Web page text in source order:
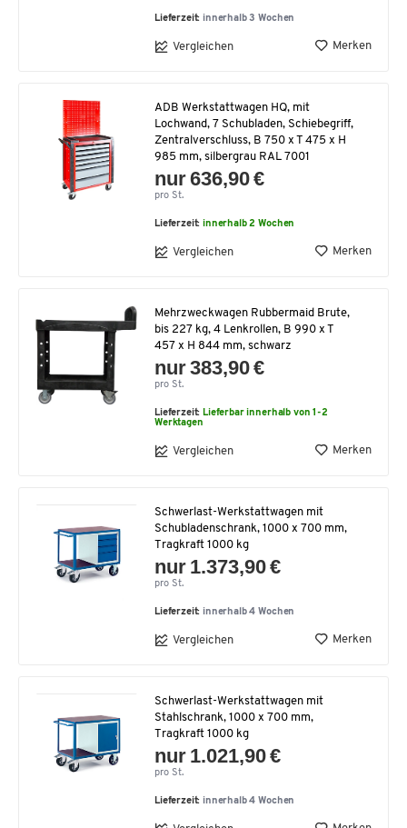
Lieferzeit: innerhalb 3 Wochen
Vergleichen Merken
ADB Werkstattwagen HQ, mit
Lochwand, 7 Schubladen, Schiebegriff,
Zentralverschluss, B 750 x T 475 x H
985 mm, silbergrau RAL 7001
nur 636,90 €
pro St.
Lieferzeit:innerhalb 2 Wochen
Vergleichen Merken
Mehrzweckwagen Rubbermaid Brute,
bis 227 kg, 4 Lenkrollen, B 990 x T
457 x H 844 mm, schwarz
nur 383,90 €
pro St.
Lieferzeit: Lieferbar innerhalb von 1-2
Werktagen
Vergleichen Merken
Schwerlast-Werkstattwagen mit
Schubladenschrank, 1000 x 700 mm,
Tragkraft 1000 kg
nur 1.373,90 €
pro St.
Lieferzeit: innerhalb 4 Wochen
Vergleichen Merken
Schwerlast-Werkstattwagen mit
Stahlschrank, 1000 x 700 mm,
Tragkraft 1000 kg
nur 1.021,90 €
pro St.
Lieferzeit: innerhalb 4 Wochen